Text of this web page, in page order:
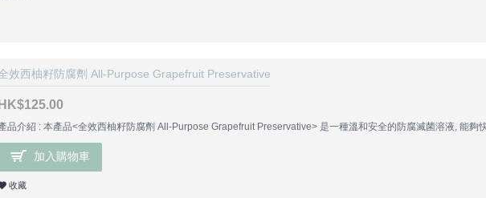
效西柚籽防腐劑 All-Purpose Grapefruit Preservative
品介紹 : 本產品<全效西柚籽防腐劑 All-Purpose Grapefruit Preservative> 是一種溫和安全的防腐滅菌溶液, 能夠
加入購物車
收藏